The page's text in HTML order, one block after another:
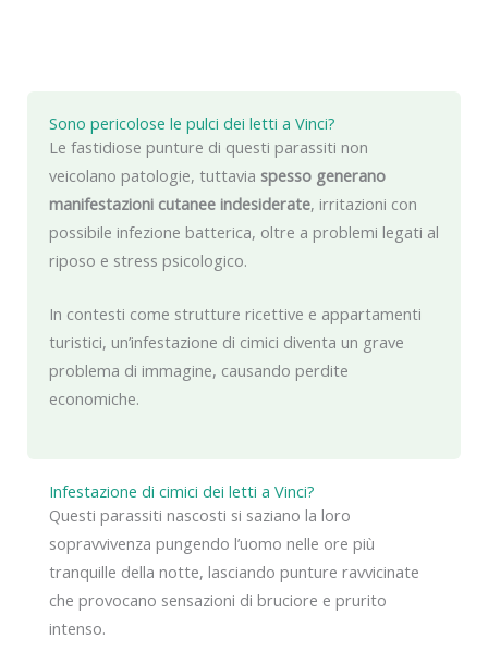
Infestazione di cimici dei letti a Vinci?
Questi parassiti nascosti si saziano la loro
sopravvivenza pungendo l’uomo nelle ore più
tranquille della notte, lasciando punture ravvicinate
che provocano sensazioni di bruciore e prurito
intenso.
Sono pericolose le pulci dei letti a Vinci?
Le fastidiose punture di questi parassiti non
veicolano patologie, tuttavia spesso generano
manifestazioni cutanee indesiderate, irritazioni con
possibile infezione batterica, oltre a problemi legati al
riposo e stress psicologico.
In contesti come strutture ricettive e appartamenti
turistici, un’infestazione di cimici diventa un grave
problema di immagine, causando perdite
economiche.